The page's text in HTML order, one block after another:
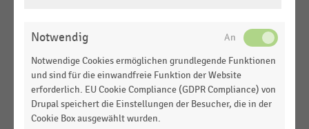
Umsatz der größten Unternehmen im
Getränkefachgroßhandel in Deutschland (2018-
2019)
GROSSHANDEL |STATISTIK
Notwendig
Notwendige Cookies ermöglichen grundlegende Funktionen
und sind für die einwandfreie Funktion der Website
erforderlich. EU Cookie Compliance (GDPR Compliance) von
Drupal speichert die Einstellungen der Besucher, die in der
Cookie Box ausgewählt wurden.